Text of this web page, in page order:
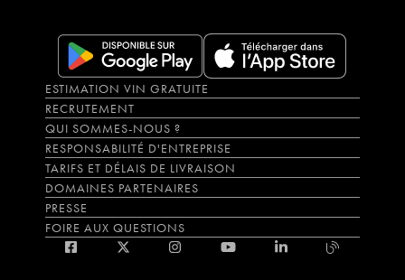
ESTIMATION VIN GRATUITE
RECRUTEMENT
QUI SOMMES-NOUS ?
RESPONSABILITÉ D'ENTREPRISE
TARIFS ET DÉLAIS DE LIVRAISON
DOMAINES PARTENAIRES
PRESSE
FOIRE AUX QUESTIONS